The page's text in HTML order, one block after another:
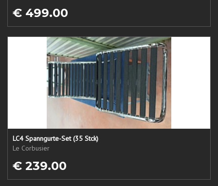
€ 499.00
LC4 Spanngurte-Set (35 Stck)
Le Corbusier
€ 239.00